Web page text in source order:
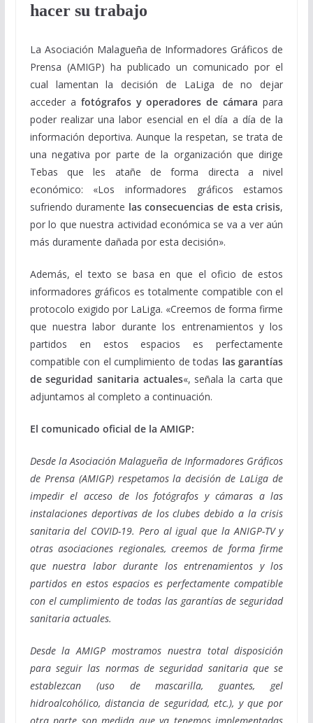
hacer su trabajo
La Asociación Malagueña de Informadores Gráficos de
Prensa (AMIGP) ha publicado un comunicado por el
cual lamentan la decisión de LaLiga de no dejar
acceder a fotógrafos y operadores de cámara para
poder realizar una labor esencial en el día a día de la
información deportiva. Aunque la respetan, se trata de
una negativa por parte de la organización que dirige
Tebas que les atañe de forma directa a nivel
económico: «Los informadores gráficos estamos
sufriendo duramente las consecuencias de esta crisis,
por lo que nuestra actividad económica se va a ver aún
más duramente dañada por esta decisión».
Además, el texto se basa en que el oficio de estos
informadores gráficos es totalmente compatible con el
protocolo exigido por LaLiga. «Creemos de forma firme
que nuestra labor durante los entrenamientos y los
partidos en estos espacios es perfectamente
compatible con el cumplimiento de todas las garantías
de seguridad sanitaria actuales«, señala la carta que
adjuntamos al completo a continuación.
El comunicado oficial de la AMIGP:
Desde la Asociación Malagueña de Informadores Gráficos
de Prensa (AMIGP) respetamos la decisión de LaLiga de
impedir el acceso de los fotógrafos y cámaras a las
instalaciones deportivas de los clubes debido a la crisis
sanitaria del COVID-19. Pero al igual que la ANIGP-TV y
otras asociaciones regionales, creemos de forma firme
que nuestra labor durante los entrenamientos y los
partidos en estos espacios es perfectamente compatible
con el cumplimiento de todas las garantías de seguridad
sanitaria actuales.
Desde la AMIGP mostramos nuestra total disposición
para seguir las normas de seguridad sanitaria que se
establezcan (uso de mascarilla, guantes, gel
hidroalcohólico, distancia de seguridad, etc.), y que por